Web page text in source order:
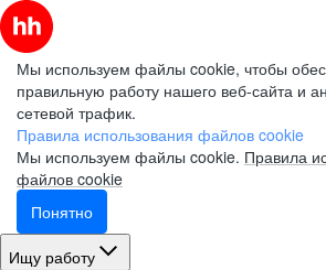
Мы используем файлы cookie, чтобы
правильную работу нашего веб-сайта и
сетевой трафик.
Правила использования файлов cookie
Мы используем файлы cookie. Правила
файлов cookie
Понятно
Ищу работу